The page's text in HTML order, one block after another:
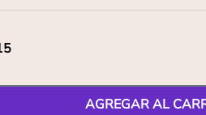
AGREGAR AL